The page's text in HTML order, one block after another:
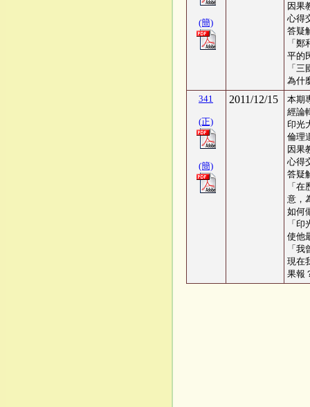
(簡)
因果
心得
答疑
「
平的
「
為什
341
(正)
(簡)
2011/12/15
本期
經論
印光
倫理
因果
心得
答疑
「
意，
如何
「
使他
「
現在
果報